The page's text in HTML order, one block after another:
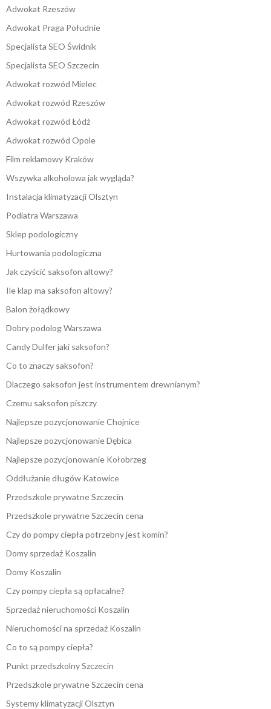
Adwokat Rzeszów
Adwokat Praga Południe
Specjalista SEO Świdnik
Specjalista SEO Szczecin
Adwokat rozwód Mielec
Adwokat rozwód Rzeszów
Adwokat rozwód Łódź
Adwokat rozwód Opole
Film reklamowy Kraków
Wszywka alkoholowa jak wygląda?
Instalacja klimatyzacji Olsztyn
Podiatra Warszawa
Sklep podologiczny
Hurtowania podologiczna
Jak czyścić saksofon altowy?
Ile klap ma saksofon altowy?
Balon żołądkowy
Dobry podolog Warszawa
Candy Dulfer jaki saksofon?
Co to znaczy saksofon?
Dlaczego saksofon jest instrumentem drewnianym?
Czemu saksofon piszczy
Najlepsze pozycjonowanie Chojnice
Najlepsze pozycjonowanie Dębica
Najlepsze pozycjonowanie Kołobrzeg
Oddłużanie długów Katowice
Przedszkole prywatne Szczecin
Przedszkole prywatne Szczecin cena
Czy do pompy ciepła potrzebny jest komin?
Domy sprzedaż Koszalin
Domy Koszalin
Czy pompy ciepła są opłacalne?
Sprzedaż nieruchomości Koszalin
Nieruchomości na sprzedaż Koszalin
Co to są pompy ciepła?
Punkt przedszkolny Szczecin
Przedszkole prywatne Szczecin cena
Systemy klimatyzacji Olsztyn